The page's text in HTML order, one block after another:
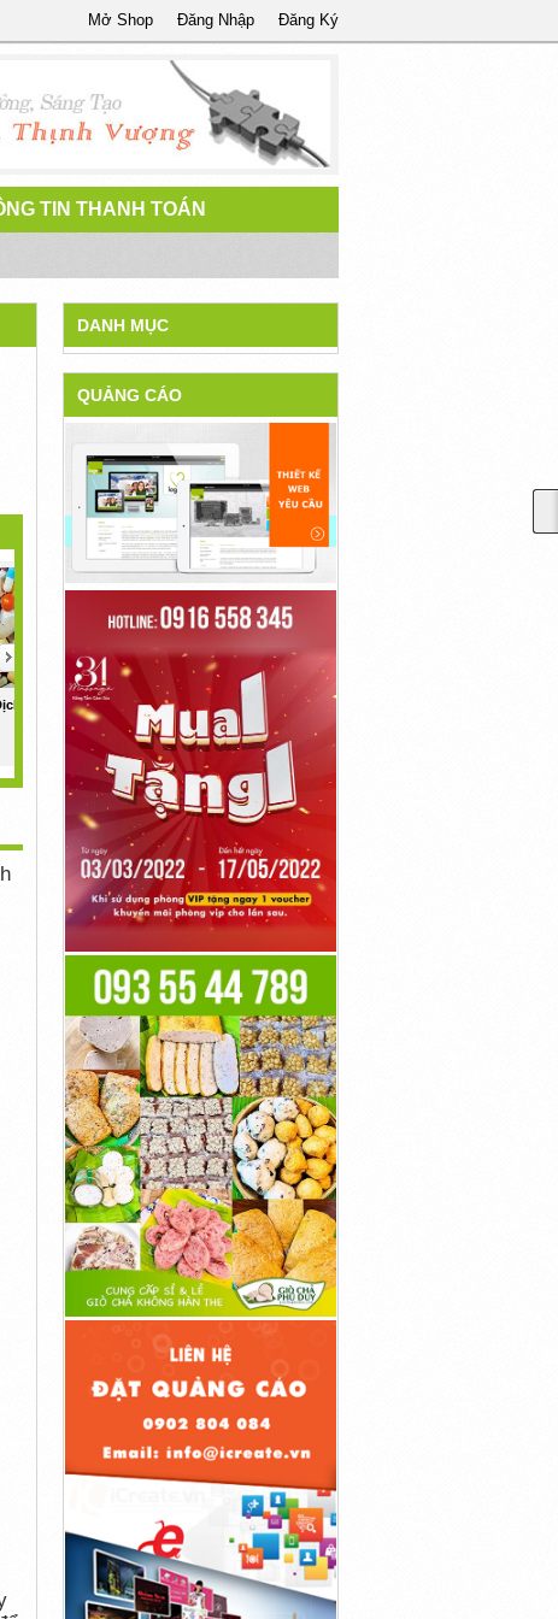
Đăng Ký
Đăng Nhập
Mở Shop
TIN THANH TOÁN
Vụ Gửi Mẫu Cồn Đi...
100,000đ
Dịch Vụ Vận Chuyển Hàng
Hóa...
10đ
>
DANH MỤC
QUẢNG CÁO